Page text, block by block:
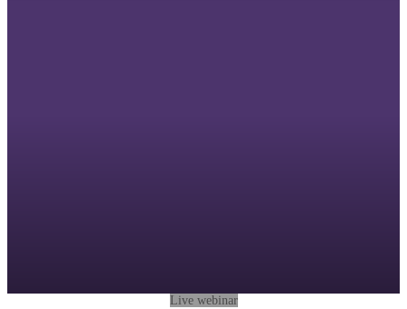
Live webinar